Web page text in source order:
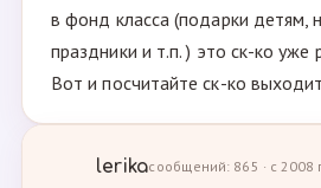
в фонд класса (подарки детям,
праздники и т.п. ) это ск-ко уже
Вот и посчитайте ск-ко
lerikaсообщений: 865 · с 2008